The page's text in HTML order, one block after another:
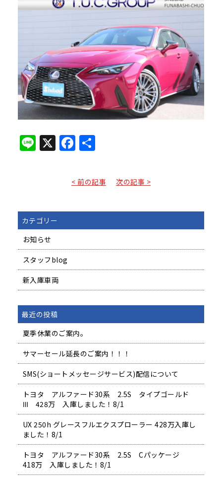
Line
X Facebook
共
< 前の記事 次の記事 >
カテゴリー
お知らせ
スタッフblog
新入庫車両
最近の投稿
夏季休業のご案内。
サマーセール延長のご案内！！！
SMS(ショートメッセージサービス)配信について
トヨタ アルファード30系 2.5S タイプゴールド
Ⅲ 428万 入庫しました！8/1
UX 250h グレースフルエクスプローラー 428万入庫し
ました！8/1
トヨタ アルファード30系 2.5S Cパッケージ
418万 入庫しました！8/1